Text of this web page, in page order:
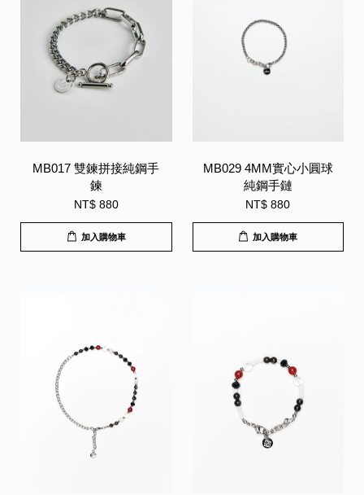
MB017 雙鍊拼接純鋼手
鍊
NT$ 880
加入購物車
MB029 4MM實心小圓球
純鋼手鏈
NT$ 880
加入購物車